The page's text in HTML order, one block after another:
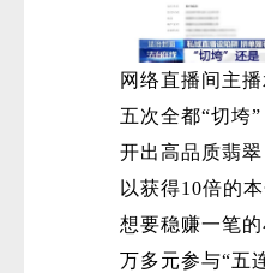
网络直播间主
五次全都“切垮
开出高品质翡翠
以获得10倍的
想要稳赚一笔
万多元参与“五